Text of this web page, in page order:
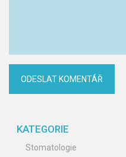
KATEGORIE
Stomatologie